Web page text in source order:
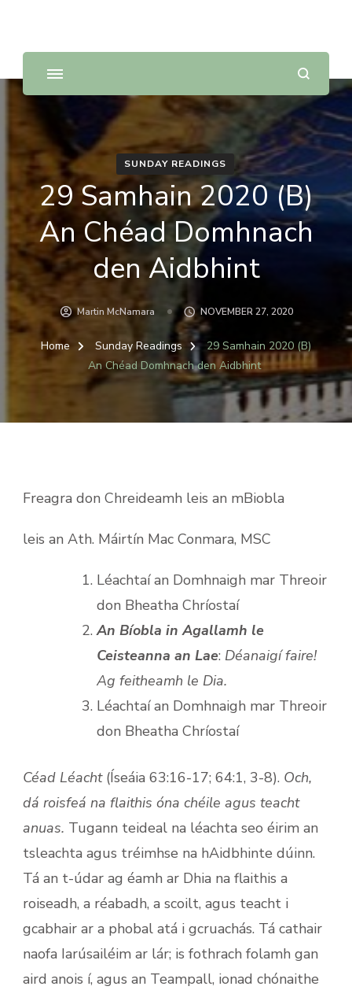
SUNDAY READINGS
29 Samhain 2020 (B)
An Chéad Domhnach
den Aidbhint
Martin McNamara NOVEMBER 27, 2020
Home Sunday Readings
29 Samhain 2020 (B)
An Chéad Domhnach den Aidbhint
Freagra don Chreideamh leis an mBiobla
leis an Ath. Máirtín Mac Conmara, MSC
Léachtaí an Domhnaigh mar Threoir
don Bheatha Chríostaí
An Bíobla in Agallamh le
Ceisteanna an Lae: Déanaigí faire!
Ag feitheamh le Dia.
Léachtaí an Domhnaigh mar Threoir
don Bheatha Chríostaí
Céad Léacht (Íseáia 63:16-17; 64:1, 3-8). Och,
dá roisfeá na flaithis óna chéile agus teacht
anuas. Tugann teideal na léachta seo éirim an
tsleachta agus tréimhse na hAidbhinte dúinn.
Tá an t-údar ag éamh ar Dhia na flaithis a
roiseadh, a réabadh, a scoilt, agus teacht i
gcabhair ar a phobal atá i gcruachás. Tá cathair
naofa Iarúsailéim ar lár; is fothrach folamh gan
aird anois í, agus an Teampall, ionad chónaithe